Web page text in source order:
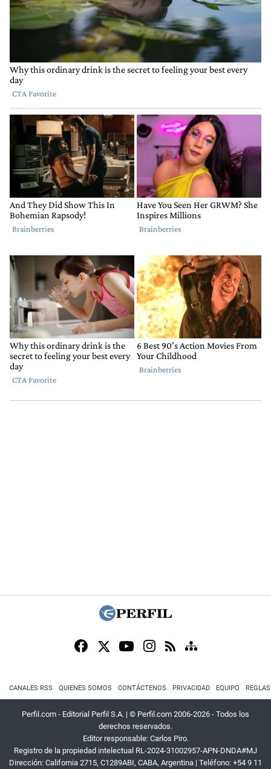
CANALES RSS QUIENES SOMOS CONTÁCTENOS PRIVACIDAD EQUIPO
Perfil.com - Editorial Perfil S.A. | © Perfil.com 2006-2026 - Todos los
derechos reservados.
Editor responsable: Carlos Piro.
Registro de la propiedad intelectual RL-2024-31002957-APN-DNDA#MJ
Dirección: California 2715, C1289ABI, CABA, Argentina | Teléfono: +54 9 11